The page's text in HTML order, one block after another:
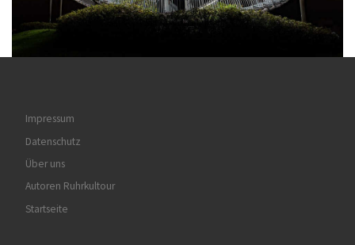
Impressum
Datenschutz
Über uns
Autoren Ruhrkultour
Startseite